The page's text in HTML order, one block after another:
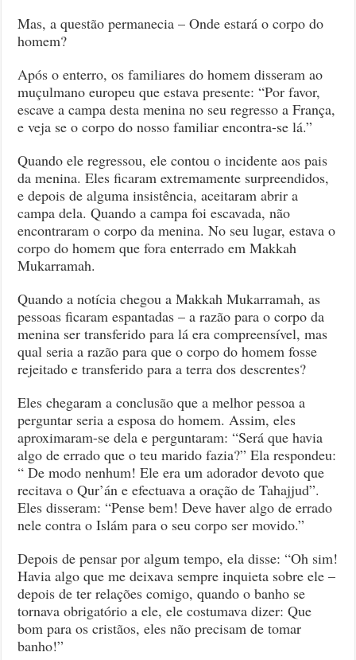
Mas, a questão permanecia – Onde estará o corpo do
homem?
Após o enterro, os familiares do homem disseram ao
muçulmano europeu que estava presente: “Por favor,
escave a campa desta menina no seu regresso a França,
e veja se o corpo do nosso familiar encontra-se lá.”
Quando ele regressou, ele contou o incidente aos pais
da menina. Eles ficaram extremamente surpreendidos,
e depois de alguma insistência, aceitaram abrir a
campa dela. Quando a campa foi escavada, não
encontraram o corpo da menina. No seu lugar, estava o
corpo do homem que fora enterrado em Makkah
Mukarramah.
Quando a notícia chegou a Makkah Mukarramah, as
pessoas ficaram espantadas – a razão para o corpo da
menina ser transferido para lá era compreensível, mas
qual seria a razão para que o corpo do homem fosse
rejeitado e transferido para a terra dos descrentes?
Eles chegaram a conclusão que a melhor pessoa a
perguntar seria a esposa do homem. Assim, eles
aproximaram-se dela e perguntaram: “Será que havia
algo de errado que o teu marido fazia?” Ela respondeu:
“ De modo nenhum! Ele era um adorador devoto que
recitava o Qur’án e efectuava a oração de Tahajjud”.
Eles disseram: “Pense bem! Deve haver algo de errado
nele contra o Islám para o seu corpo ser movido.”
Depois de pensar por algum tempo, ela disse: “Oh sim!
Havia algo que me deixava sempre inquieta sobre ele –
depois de ter relações comigo, quando o banho se
tornava obrigatório a ele, ele costumava dizer: Que
bom para os cristãos, eles não precisam de tomar
banho!”